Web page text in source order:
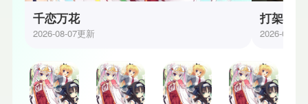
千恋万花
2026-08-07更新
打架手游
2026-08-04